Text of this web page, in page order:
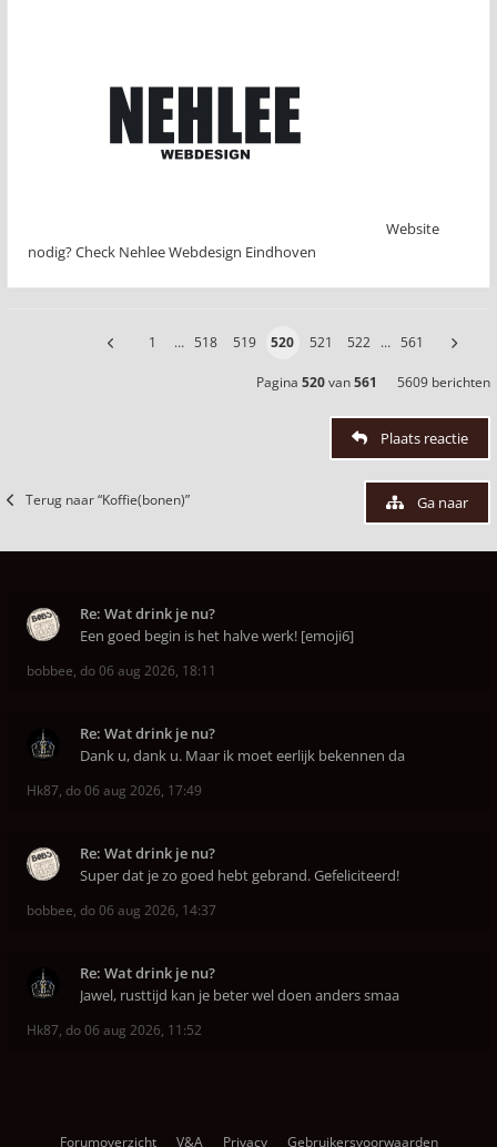
Website
nodig? Check Nehlee Webdesign Eindhoven
1 … 518 519 520 521 522 … 561
Pagina 520van561 5609 berichten
Plaats reactie
Terug naar “Koffie(bonen)” Ga naar
Re: Wat drink je nu?
Een goed begin is het halve werk! [emoji6]
bobbee, do 06 aug 2026, 18:11
Re: Wat drink je nu?
Dank u, dank u. Maar ik moet eerlijk bekennen da
Hk87, do 06 aug 2026, 17:49
Re: Wat drink je nu?
Super dat je zo goed hebt gebrand. Gefeliciteerd!
bobbee, do 06 aug 2026, 14:37
Re: Wat drink je nu?
Jawel, rusttijd kan je beter wel doen anders smaa
Hk87, do 06 aug 2026, 11:52
Forumoverzicht V&A Privacy Gebruikersvoorwaarden